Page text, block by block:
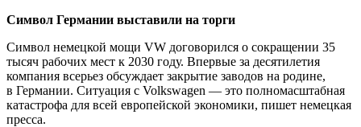
Символ Германии выставили на торги
Символ немецкой мощи VW договорился о сокращении 35
тысяч рабочих мест к 2030 году. Впервые за десятилетия
компания всерьез обсуждает закрытие заводов на родине,
в Германии. Ситуация с Volkswagen — это полномасштабная
катастрофа для всей европейской экономики, пишет немецкая
пресса.